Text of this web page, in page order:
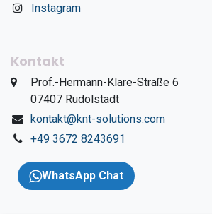
Instagram
Kontakt
​Prof.-Hermann-Klare-Straße 6
​07407 Rudolstadt
kontakt@knt-solutions.com
+49 3672 8243691
WhatsApp Chat